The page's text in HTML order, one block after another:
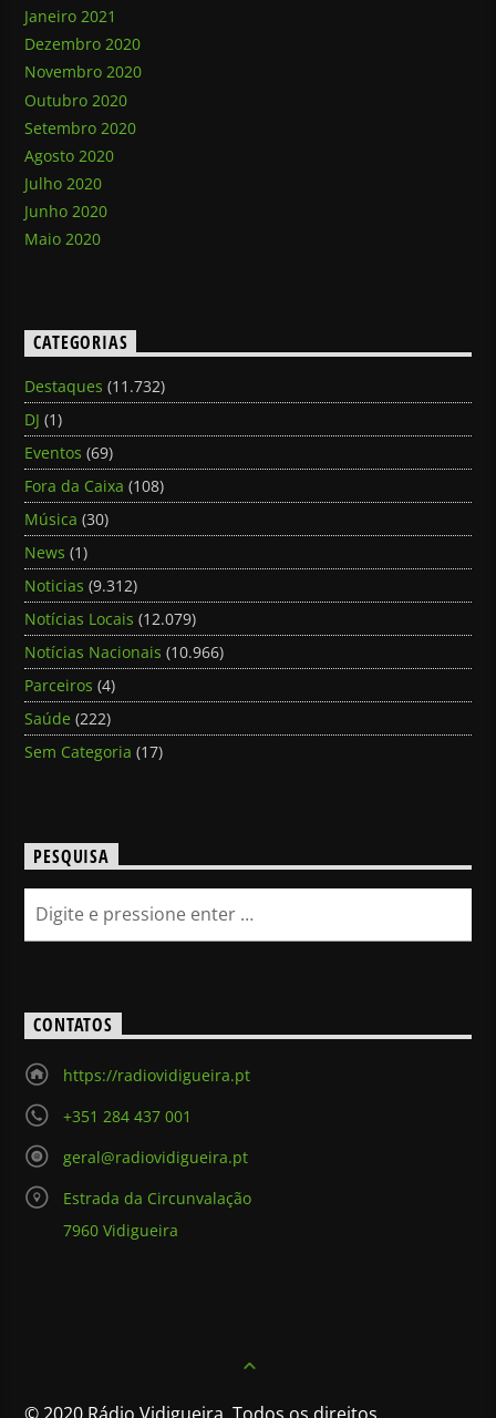
Janeiro 2021
Dezembro 2020
Novembro 2020
Outubro 2020
Setembro 2020
Agosto 2020
Julho 2020
Junho 2020
Maio 2020
CATEGORIAS
Destaques (11.732)
DJ (1)
Eventos (69)
Fora da Caixa (108)
Música (30)
News (1)
Noticias (9.312)
Notícias Locais (12.079)
Notícias Nacionais (10.966)
Parceiros (4)
Saúde (222)
Sem Categoria (17)
PESQUISA
CONTATOS
https://radiovidigueira.pt
+351 284 437 001
geral@radiovidigueira.pt
Estrada da Circunvalação
7960 Vidigueira